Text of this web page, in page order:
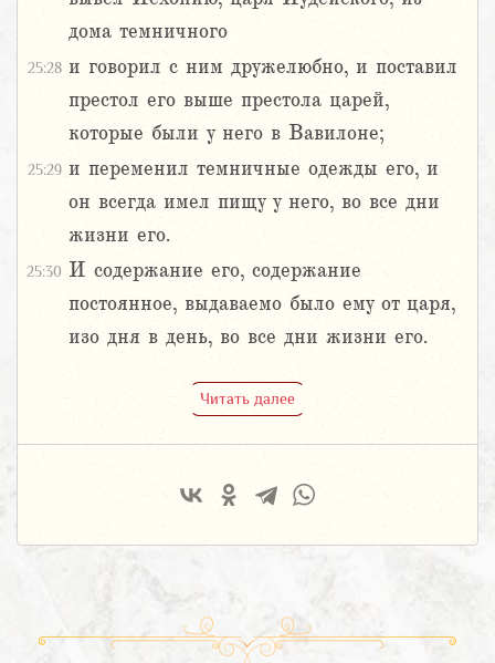
дома темничного
25:28 и говорил с ним дружелюбно, и поставил
престол его выше престола царей,
которые были у него в Вавилоне;
25:29 и переменил темничные одежды его, и
он всегда имел пищу у него, во все дни
жизни его.
25:30 И содержание его, содержание
постоянное, выдаваемо было ему от царя,
изо дня в день, во все дни жизни его.
Читать далее